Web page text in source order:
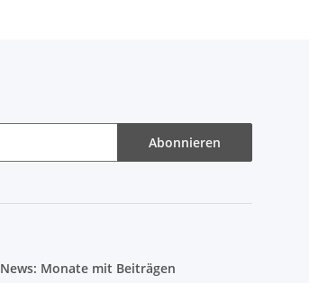
Abonnieren
News: Monate mit Beiträgen